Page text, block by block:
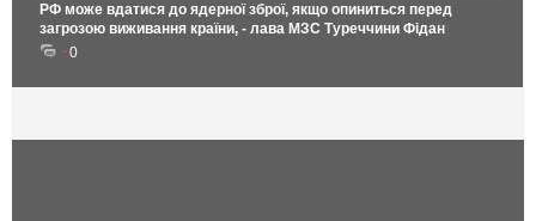
РФ може вдатися до ядерної зброї, якщо опиниться перед
загрозою виживання країни, - лава МЗС Туреччини Фідан
0